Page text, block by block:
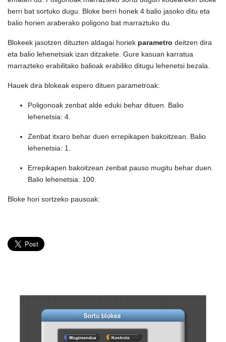
berri bat sortuko dugu. Bloke berri honek 4 balio jasoko ditu eta
balio horien araberako poligono bat marraztuko du.
Blokeek jasotzen dituzten aldagai horiek parametro deitzen dira
eta balio lehenetsiak izan ditzakete. Gure kasuan karratua
marrazteko erabilitako balioak erabiliko ditugu lehenetsi bezala.
Hauek dira blokeak espero dituen parametroak:
Poligonoak zenbat alde eduki behar dituen. Balio
lehenetsia: 4.
Zenbat itxaro behar duen errepikapen bakoitzean. Balio
lehenetsia: 1.
Errepikapen bakoitzean zenbat pauso mugitu behar duen.
Balio lehenetsia: 100.
Bloke hori sortzeko pausoak: